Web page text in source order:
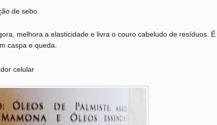
de sebo.
melhora a elasticidade e livra o couro cabeludo de resíduos. É
caspa e queda.
celular